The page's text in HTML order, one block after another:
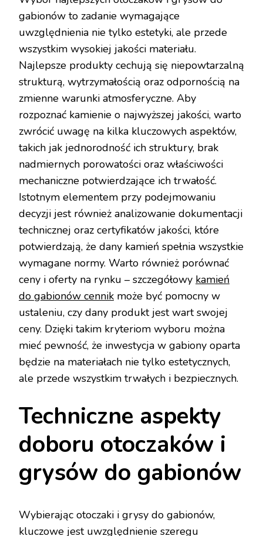
gabionów to zadanie wymagające
uwzględnienia nie tylko estetyki, ale przede
wszystkim wysokiej jakości materiału.
Najlepsze produkty cechują się niepowtarzalną
strukturą, wytrzymałością oraz odpornością na
zmienne warunki atmosferyczne. Aby
rozpoznać kamienie o najwyższej jakości, warto
zwrócić uwagę na kilka kluczowych aspektów,
takich jak jednorodność ich struktury, brak
nadmiernych porowatości oraz właściwości
mechaniczne potwierdzające ich trwałość.
Istotnym elementem przy podejmowaniu
decyzji jest również analizowanie dokumentacji
technicznej oraz certyfikatów jakości, które
potwierdzają, że dany kamień spełnia wszystkie
wymagane normy. Warto również porównać
ceny i oferty na rynku – szczegółowy kamień
do gabionów cennik może być pomocny w
ustaleniu, czy dany produkt jest wart swojej
ceny. Dzięki takim kryteriom wyboru można
mieć pewność, że inwestycja w gabiony oparta
będzie na materiałach nie tylko estetycznych,
ale przede wszystkim trwałych i bezpiecznych.
Techniczne aspekty
doboru otoczaków i
grysów do gabionów
Wybierając otoczaki i grysy do gabionów,
kluczowe jest uwzględnienie szeregu